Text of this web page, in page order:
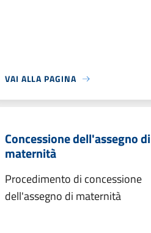
VAI ALLA PAGINA
Concessione dell'assegno di
maternità
Procedimento di concessione
dell'assegno di maternità